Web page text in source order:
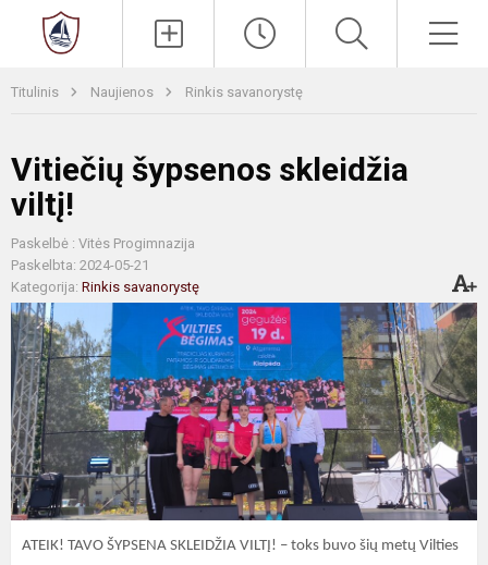
Titulinis Naujienos Rinkis savanorystę
Vitiečių šypsenos skleidžia
viltį!
Paskelbė : Vitės Progimnazija
Paskelbta: 2024-05-21
Kategorija: Rinkis savanorystę
ATEIK! TAVO ŠYPSENA SKLEIDŽIA VILTĮ! – toks buvo šių metų Vilties